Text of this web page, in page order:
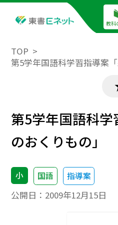
教科
TOP
第5学年国語科学習指導案
第5学年国語科
のおくりもの」
小 国語 指導案
公開日： 2009年12月15日